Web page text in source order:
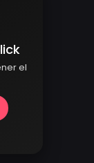
el